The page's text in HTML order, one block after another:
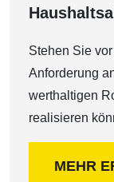
Stehen Sie
Anforderung
werthaltigen
realisieren
MEHR